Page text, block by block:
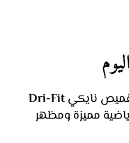
قميص نايكيDri-Fit
مميزة ومظهر